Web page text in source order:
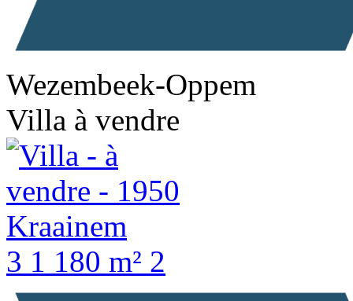
Wezembeek-Oppem
Villa à vendre
3 1 180 m² 2